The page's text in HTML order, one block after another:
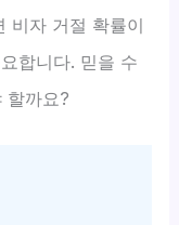
비자 거절 확률이
합니다. 믿을 수
할까요?